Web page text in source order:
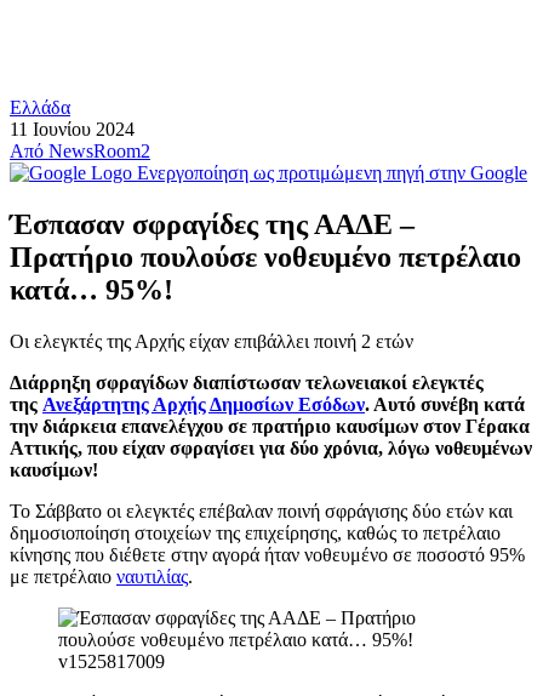
Ελλάδα
11 Ιουνίου 2024
Από NewsRoom2
Ενεργοποίηση ως προτιμώμενη πηγή στην Google
Έσπασαν σφραγίδες της ΑΑΔΕ –
Πρατήριο πουλούσε νοθευμένο πετρέλαιο
κατά… 95%!
Οι ελεγκτές της Αρχής είχαν επιβάλλει ποινή 2 ετών
Διάρρηξη σφραγίδων διαπίστωσαν τελωνειακοί ελεγκτές
της Ανεξάρτητης Αρχής Δημοσίων Εσόδων. Αυτό συνέβη κατά
την διάρκεια επανελέγχου σε πρατήριο καυσίμων στον Γέρακα
Αττικής, που είχαν σφραγίσει για δύο χρόνια, λόγω νοθευμένων
καυσίμων!
Το Σάββατο οι ελεγκτές επέβαλαν ποινή σφράγισης δύο ετών και
δημοσιοποίηση στοιχείων της επιχείρησης, καθώς το πετρέλαιο
κίνησης που διέθετε στην αγορά ήταν νοθευμένο σε ποσοστό 95%
με πετρέλαιο ναυτιλίας.